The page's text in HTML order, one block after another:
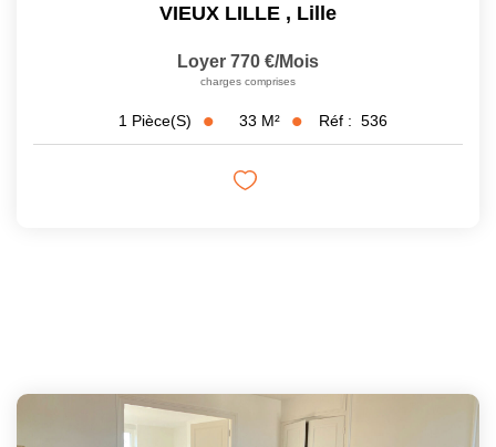
VIEUX LILLE , Lille
Loyer 770 €/mois
charges comprises
1 Pièce(s) 33 M² Réf : 536